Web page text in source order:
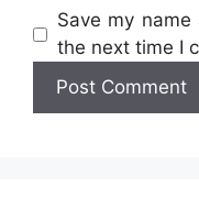
Website
Save my
the next time I